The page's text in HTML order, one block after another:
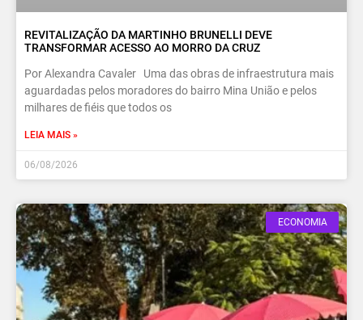
REVITALIZAÇÃO DA MARTINHO BRUNELLI DEVE
TRANSFORMAR ACESSO AO MORRO DA CRUZ
Por Alexandra Cavaler Uma das obras de infraestrutura mais
aguardadas pelos moradores do bairro Mina União e pelos
milhares de fiéis que todos os
LEIA MAIS »
06/08/2026
ECONOMIA